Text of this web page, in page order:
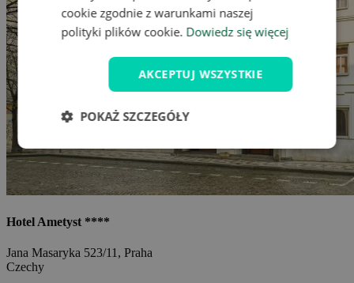
Hotel Ametyst ****
Jana Masaryka 523/11, Praha
Czechy
cookie zgodnie z warunkami naszej
polityki plików cookie. Dowiedz się więcej
AKCEPTUJ WSZYSTKIE
POKAŻ SZCZEGÓŁY